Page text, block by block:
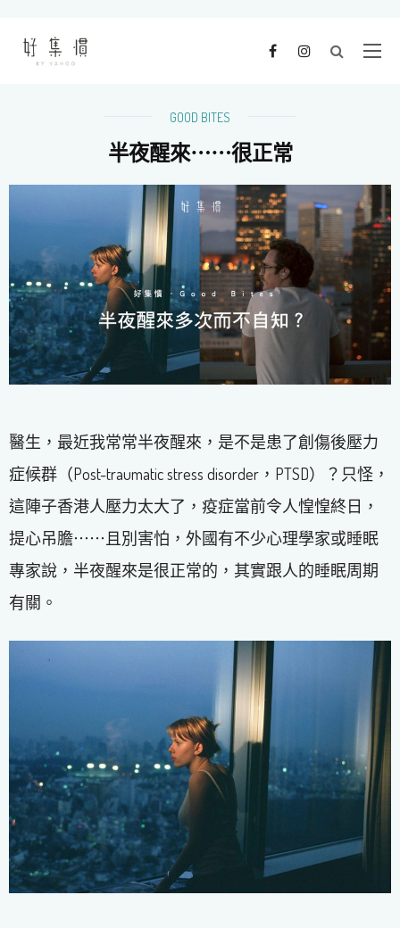
GOOD BITES
半夜醒來⋯⋯很正常
醫生，最近我常常半夜醒來，是不是患了創傷後壓力
症候群（Post-traumatic stress disorder，PTSD）？只怪，
這陣子香港人壓力太大了，疫症當前令人惶惶終日，
提心吊膽⋯⋯且別害怕，外國有不少心理學家或睡眠
專家說，半夜醒來是很正常的，其實跟人的睡眠周期
有關。